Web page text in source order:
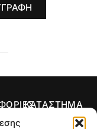
ΚΑΤΑΣΤΗΜΑ